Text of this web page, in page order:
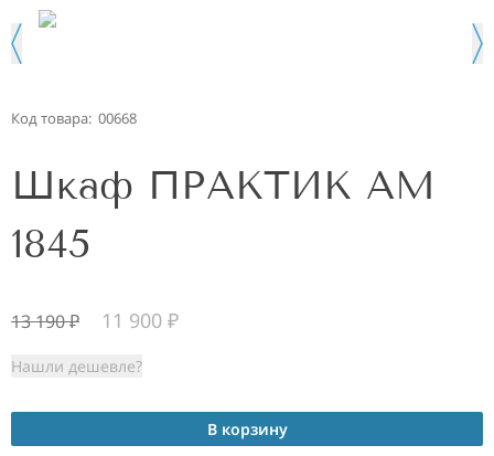
Код товара: 00668
Шкаф ПРАКТИК AM
1845
13 190₽ 11 900 ₽
Нашли дешевле?
В корзину